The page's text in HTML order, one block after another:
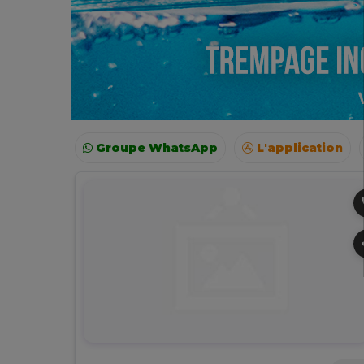
Groupe WhatsApp L'application